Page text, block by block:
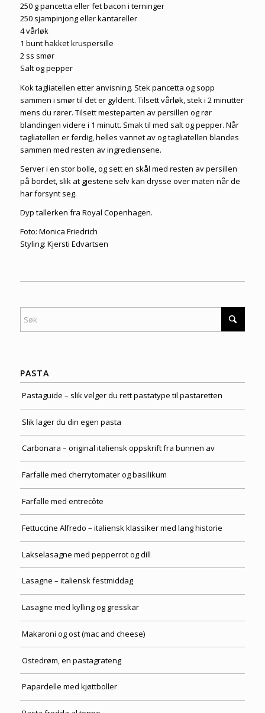
250 g pancetta eller fet bacon i terninger
250 sjampinjong eller kantareller
4 vårløk
1 bunt hakket kruspersille
2 ss smør
Salt og pepper
Kok tagliatellen etter anvisning. Stek pancetta og sopp
sammen i smør til det er gyldent. Tilsett vårløk, stek i 2 minutter
mens du rører. Tilsett mesteparten av persillen og rør
blandingen videre i 1 minutt. Smak til med salt og pepper. Når
tagliatellen er ferdig, helles vannet av og tagliatellen blandes
sammen med resten av ingrediensene.
Server i en stor bolle, og sett en skål med resten av persillen
på bordet, slik at gjestene selv kan drysse over maten når de
har forsynt seg.
Dyp tallerken fra Royal Copenhagen.
Foto: Monica Friedrich
Styling: Kjersti Edvartsen
PASTA
Pastaguide – slik velger du rett pastatype til pastaretten
Slik lager du din egen pasta
Carbonara – original italiensk oppskrift fra bunnen av
Farfalle med cherrytomater og basilikum
Farfalle med entrecôte
Fettuccine Alfredo – italiensk klassiker med lang historie
Lakselasagne med pepperrot og dill
Lasagne – italiensk festmiddag
Lasagne med kylling og gresskar
Makaroni og ost (mac and cheese)
Ostedrøm, en pastagrateng
Papardelle med kjøttboller